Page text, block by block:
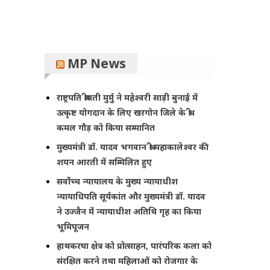
MP News
राष्ट्रपति श्रीमती मुर्मु ने महेश्वरी साड़ी बुनाई में
उत्कृष्ट योगदान के लिए खरगोन जिले के श्री
कमल गौड़ को किया सम्मानित
मुख्यमंत्री डॉ. यादव भगवान श्री महाकालेश्‍वर की
शयन आरती में सम्मिलित हुए
सर्वोच्च न्यायालय के मुख्‍य न्‍यायाधीश
न्यायाधिपति सूर्यकांत और मुख्यमंत्री डॉ. यादव
ने उज्जैन में न्यायाधीश अतिथि गृह का किया
भूमिपूजन
हाथकरघा क्षेत्र को प्रोत्साहन, पारंपरिक कला को
संरक्षित करने तथा महिलाओं को रोजगार के